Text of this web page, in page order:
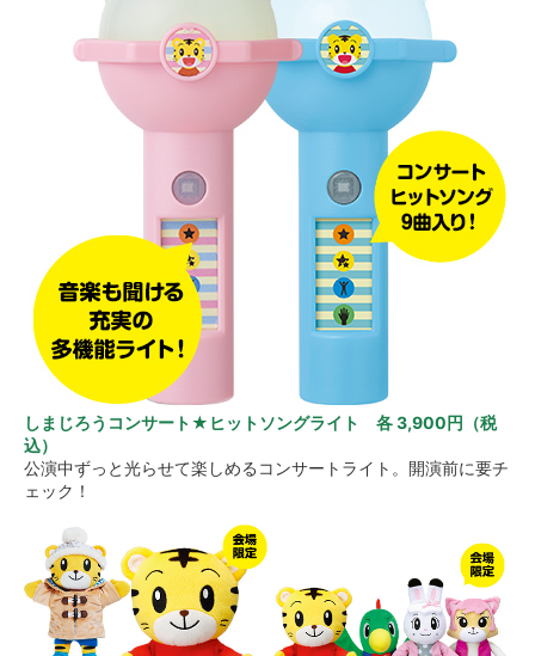
しまじろうコンサート★ヒットソングライト 各 3,900円（税
込）
公演中ずっと光らせて楽しめるコンサートライト。開演前に要チ
ェック！